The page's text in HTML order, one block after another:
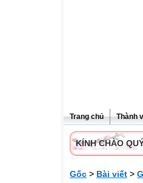
Trang chủ Thành
KÍNH CHÀO
Gốc > Bài viết >